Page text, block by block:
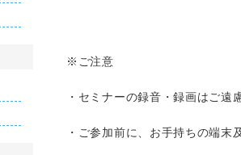
※ご注意
・セミナーの録音・録画はご遠
・ご参加前に、お手持ちの端末